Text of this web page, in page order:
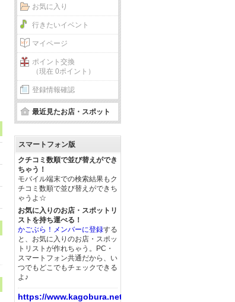
お気に入り
行きたいイベント
マイページ
ポイント交換
（現在 0ポイント）
登録情報確認
最近見たお店・スポット
スマートフォン版
クチコミ数順で並び替えができ
ちゃう！
モバイル端末での検索結果もク
チコミ数順で並び替えができち
ゃうよ☆
お気に入りのお店・スポットリ
ストを持ち運べる！
かごぶら！メンバーに登録する
と、お気に入りのお店・スポッ
トリストが作れちゃう。PC・
スマートフォン共通だから、い
つでもどこでもチェックできる
よ♪
https://www.kagobura.net/